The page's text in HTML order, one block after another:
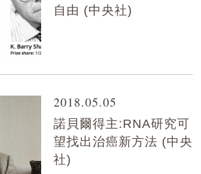
自由 (中央社)
2018.05.05
諾貝爾得主:RNA研究可
望找出治癌新方法 (中央
社)